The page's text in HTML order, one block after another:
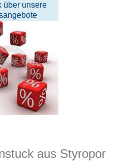
über unsere
aus Styropor